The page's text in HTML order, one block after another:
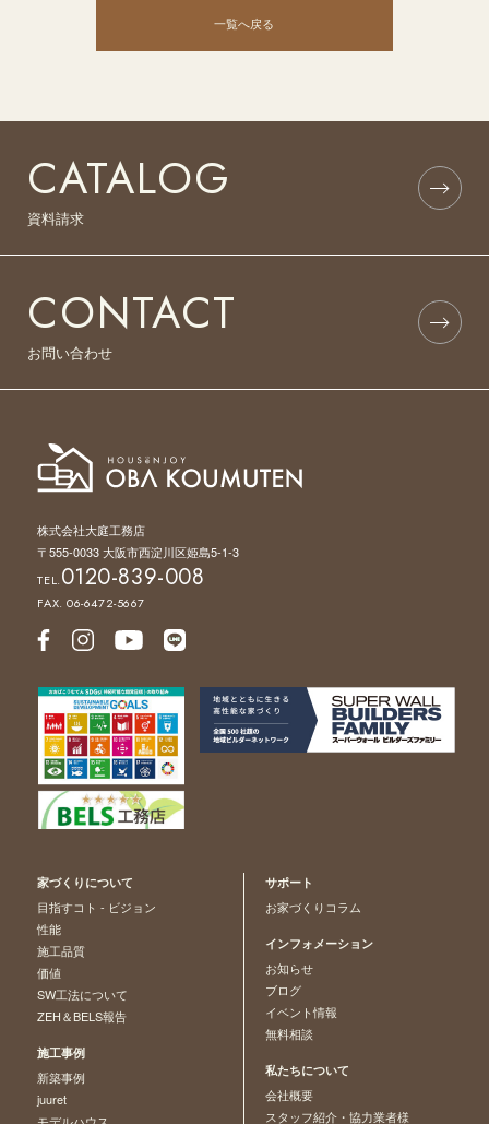
一覧へ戻る
CATALOG
資料請求
CONTACT
お問い合わせ
株式会社大庭工務店
〒555-0033 大阪市西淀川区姫島5-1-3
TEL.0120-839-008
FAX. 06-6472-5667
家づくりについて
目指すコト - ビジョン
性能
施工品質
価値
SW工法について
ZEH＆BELS報告
施工事例
新築事例
juuret
サポート
お家づくりコラム
インフォメーション
お知らせ
ブログ
イベント情報
無料相談
私たちについて
会社概要
スタッフ紹介・協力業者様